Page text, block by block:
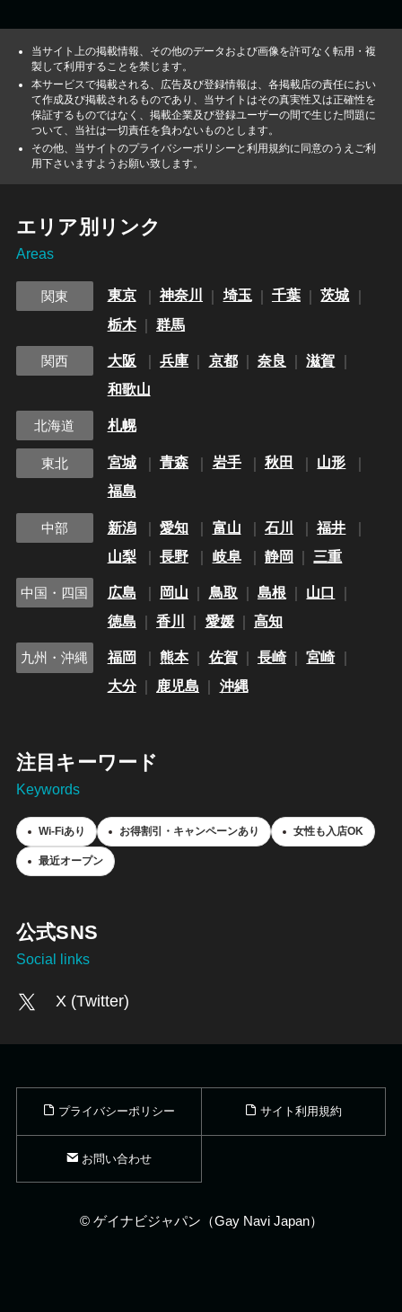
当サイト上の掲載情報、その他のデータおよび画像を許可なく転用・複
製して利用することを禁じます。
本サービスで掲載される、広告及び登録情報は、各掲載店の責任におい
て作成及び掲載されるものであり、当サイトはその真実性又は正確性を
保証するものではなく、掲載企業及び登録ユーザーの間で生じた問題に
ついて、当社は一切責任を負わないものとします。
その他、当サイトのプライバシーポリシーと利用規約に同意のうえご利
用下さいますようお願い致します。
エリア別リンク
Areas
関東 東京 神奈川 埼玉 千葉
茨城
栃木
群馬
関西 大阪 兵庫 京都 奈良
滋賀
和歌山
北海道 札幌
東北 宮城 青森 岩手 秋田
山形
福島
中部 新潟 愛知 富山 石川
福井
山梨
長野 岐阜 静岡 三重
中国・四国 広島 岡山 鳥取 島根
山口
徳島
香川 愛媛 高知
九州・沖縄 福岡 熊本 佐賀 長崎
宮崎
大分
鹿児島 沖縄
注目キーワード
Keywords
Wi-Fiあり お得割引・キャンペーンあり 女性も入店OK
最近オープン
公式SNS
Social links
X (Twitter)
プライバシーポリシー サイト利用規約
お問い合わせ
©ゲイナビジャパン（Gay Navi Japan）